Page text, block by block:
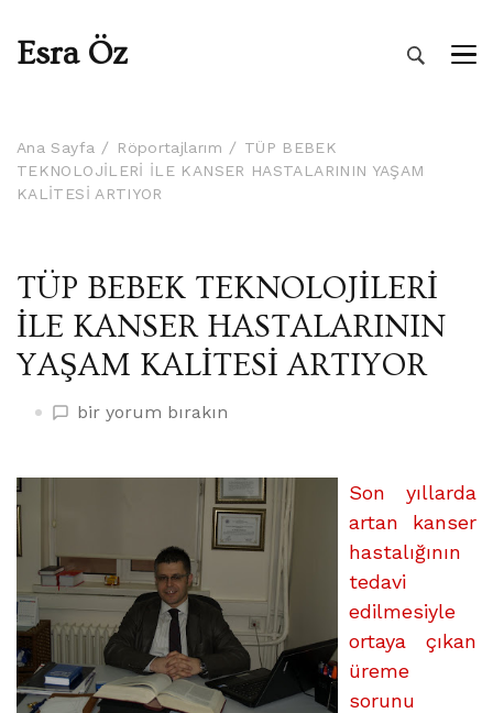
Esra Öz
Ana Sayfa Röportajlarım
TÜP BEBEK
TEKNOLOJİLERİ İLE KANSER HASTALARININ YAŞAM
KALİTESİ ARTIYOR
TÜP BEBEK TEKNOLOJİLERİ
İLE KANSER HASTALARININ
YAŞAM KALİTESİ ARTIYOR
TÜP
HASTALARININ
YAŞAM
KALİTESİ
ARTIYOR
üzerine
bir yorum bırakın
Son yıllarda
artan kanser
hastalığının
tedavi
edilmesiyle
ortaya çıkan
üreme
sorunu